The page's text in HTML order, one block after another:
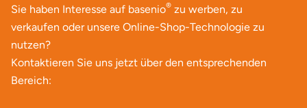
Sie haben Interesse auf basenio® zu werben, zu
verkaufen oder unsere Online-Shop-Technologie zu
nutzen?
Kontaktieren Sie uns jetzt über den entsprechenden
Bereich:
Märkisch-Oderland
Mönchengladbach
München